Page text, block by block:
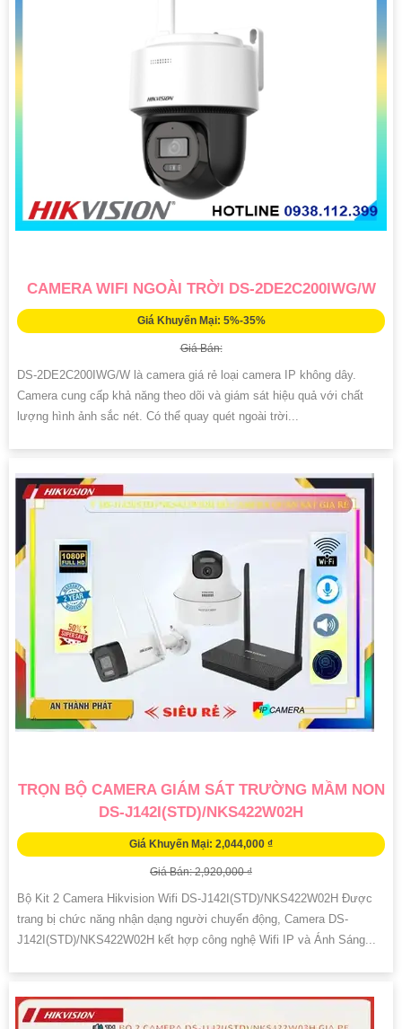
CAMERA WIFI NGOÀI TRỜI DS-2DE2C200IWG/W
Giá Khuyến Mại: 5%-35%
Giá Bán:
DS-2DE2C200IWG/W là camera giá rẻ loại camera IP không dây.
Camera cung cấp khả năng theo dõi và giám sát hiệu quả với chất
lượng hình ảnh sắc nét. Có thể quay quét ngoài trời...
TRỌN BỘ CAMERA GIÁM SÁT TRƯỜNG MẦM NON
DS-J142I(STD)/NKS422W02H
Giá Khuyến Mại: 2,044,000 ₫
Giá Bán: 2,920,000 ₫
Bộ Kit 2 Camera Hikvision Wifi DS-J142I(STD)/NKS422W02H Được
trang bị chức năng nhận dạng người chuyển động, Camera DS-
J142I(STD)/NKS422W02H kết hợp công nghệ Wifi IP và Ánh Sáng...